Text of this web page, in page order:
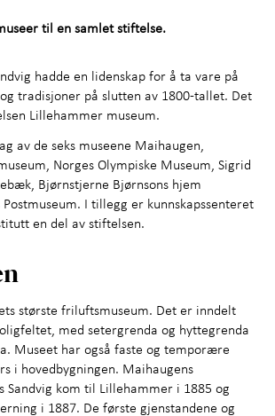
stillinger
museum
+
og læring
oss
til en samlet stiftelse.
hadde en lidenskap for å ta vare på
tradisjoner på slutten av 1800-tallet. Det
Lillehammer museum.
av de seks museene Maihaugen,
Norges Olympiske Museum, Sigrid
Bjørnstjerne Bjørnsons hjem
I tillegg er kunnskapssenteret
en del av stiftelsen.
største friluftsmuseum. Det er inndelt
med setergrenda og hyttegrenda
Museet har også faste og temporære
i hovedbygningen. Maihaugens
Sandvig kom til Lillehammer i 1885 og
i 1887. De første gjenstandene og